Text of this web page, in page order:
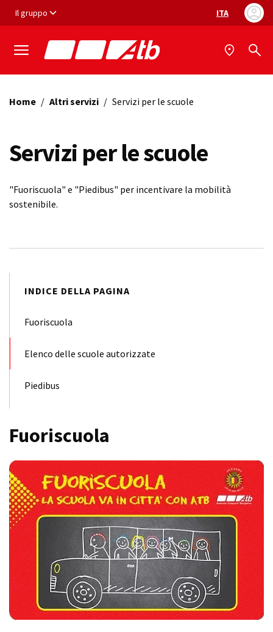
Vai ai contenuti
Vai al footer
Il gruppo Selezione
ITA
Home / Altri servizi / Servizi per le scuole
Servizi per le scuole
"Fuoriscuola" e "Piedibus" per incentivare la mobilità
sostenibile.
INDICE DELLA PAGINA
Fuoriscuola
Elenco delle scuole autorizzate
Piedibus
Fuoriscuola